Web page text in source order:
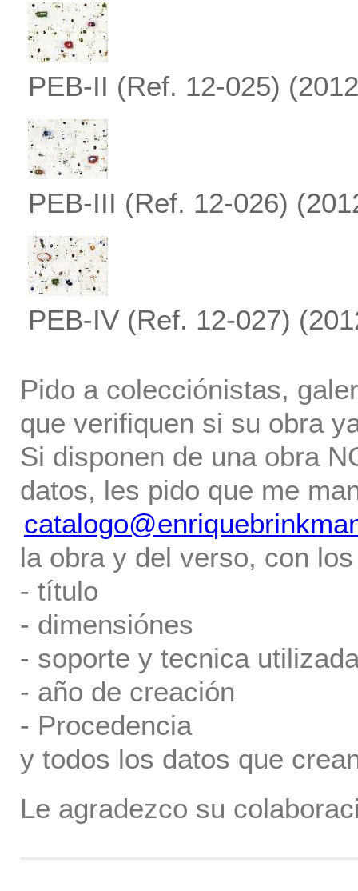
PEB-II (Ref. 12-025)
PEB-III (Ref. 12-026)
PEB-IV (Ref. 12-027)
Pido a colecciónistas,
que verifiquen si su obra
Si disponen de una obra
datos, les pido que me
la obra y del verso, con
- título
- dimensiónes
- soporte y tecnica
- año de creación
- Procedencia
y todos los datos que
Le agradezco su